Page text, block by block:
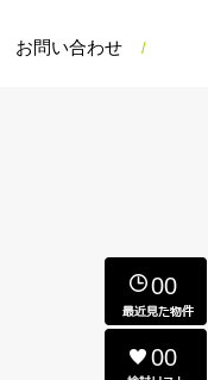
お問い合わせ
00
00